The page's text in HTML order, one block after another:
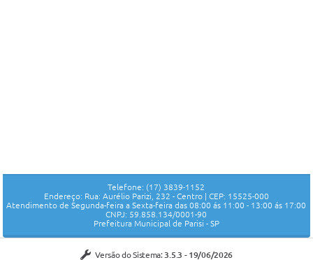
Telefone: (17) 3839-1152
Endereço: Rua: Aurélio Parizi, 232 - Centro | CEP: 15525-000
Atendimento de Segunda-feira a Sexta-feira das 08:00 ás 11:00 - 13:00 ás 17:00
CNPJ: 59.858.134/0001-90
Prefeitura Municipal de Parisi - SP
Versão do Sistema: 3.5.3 - 19/06/2026